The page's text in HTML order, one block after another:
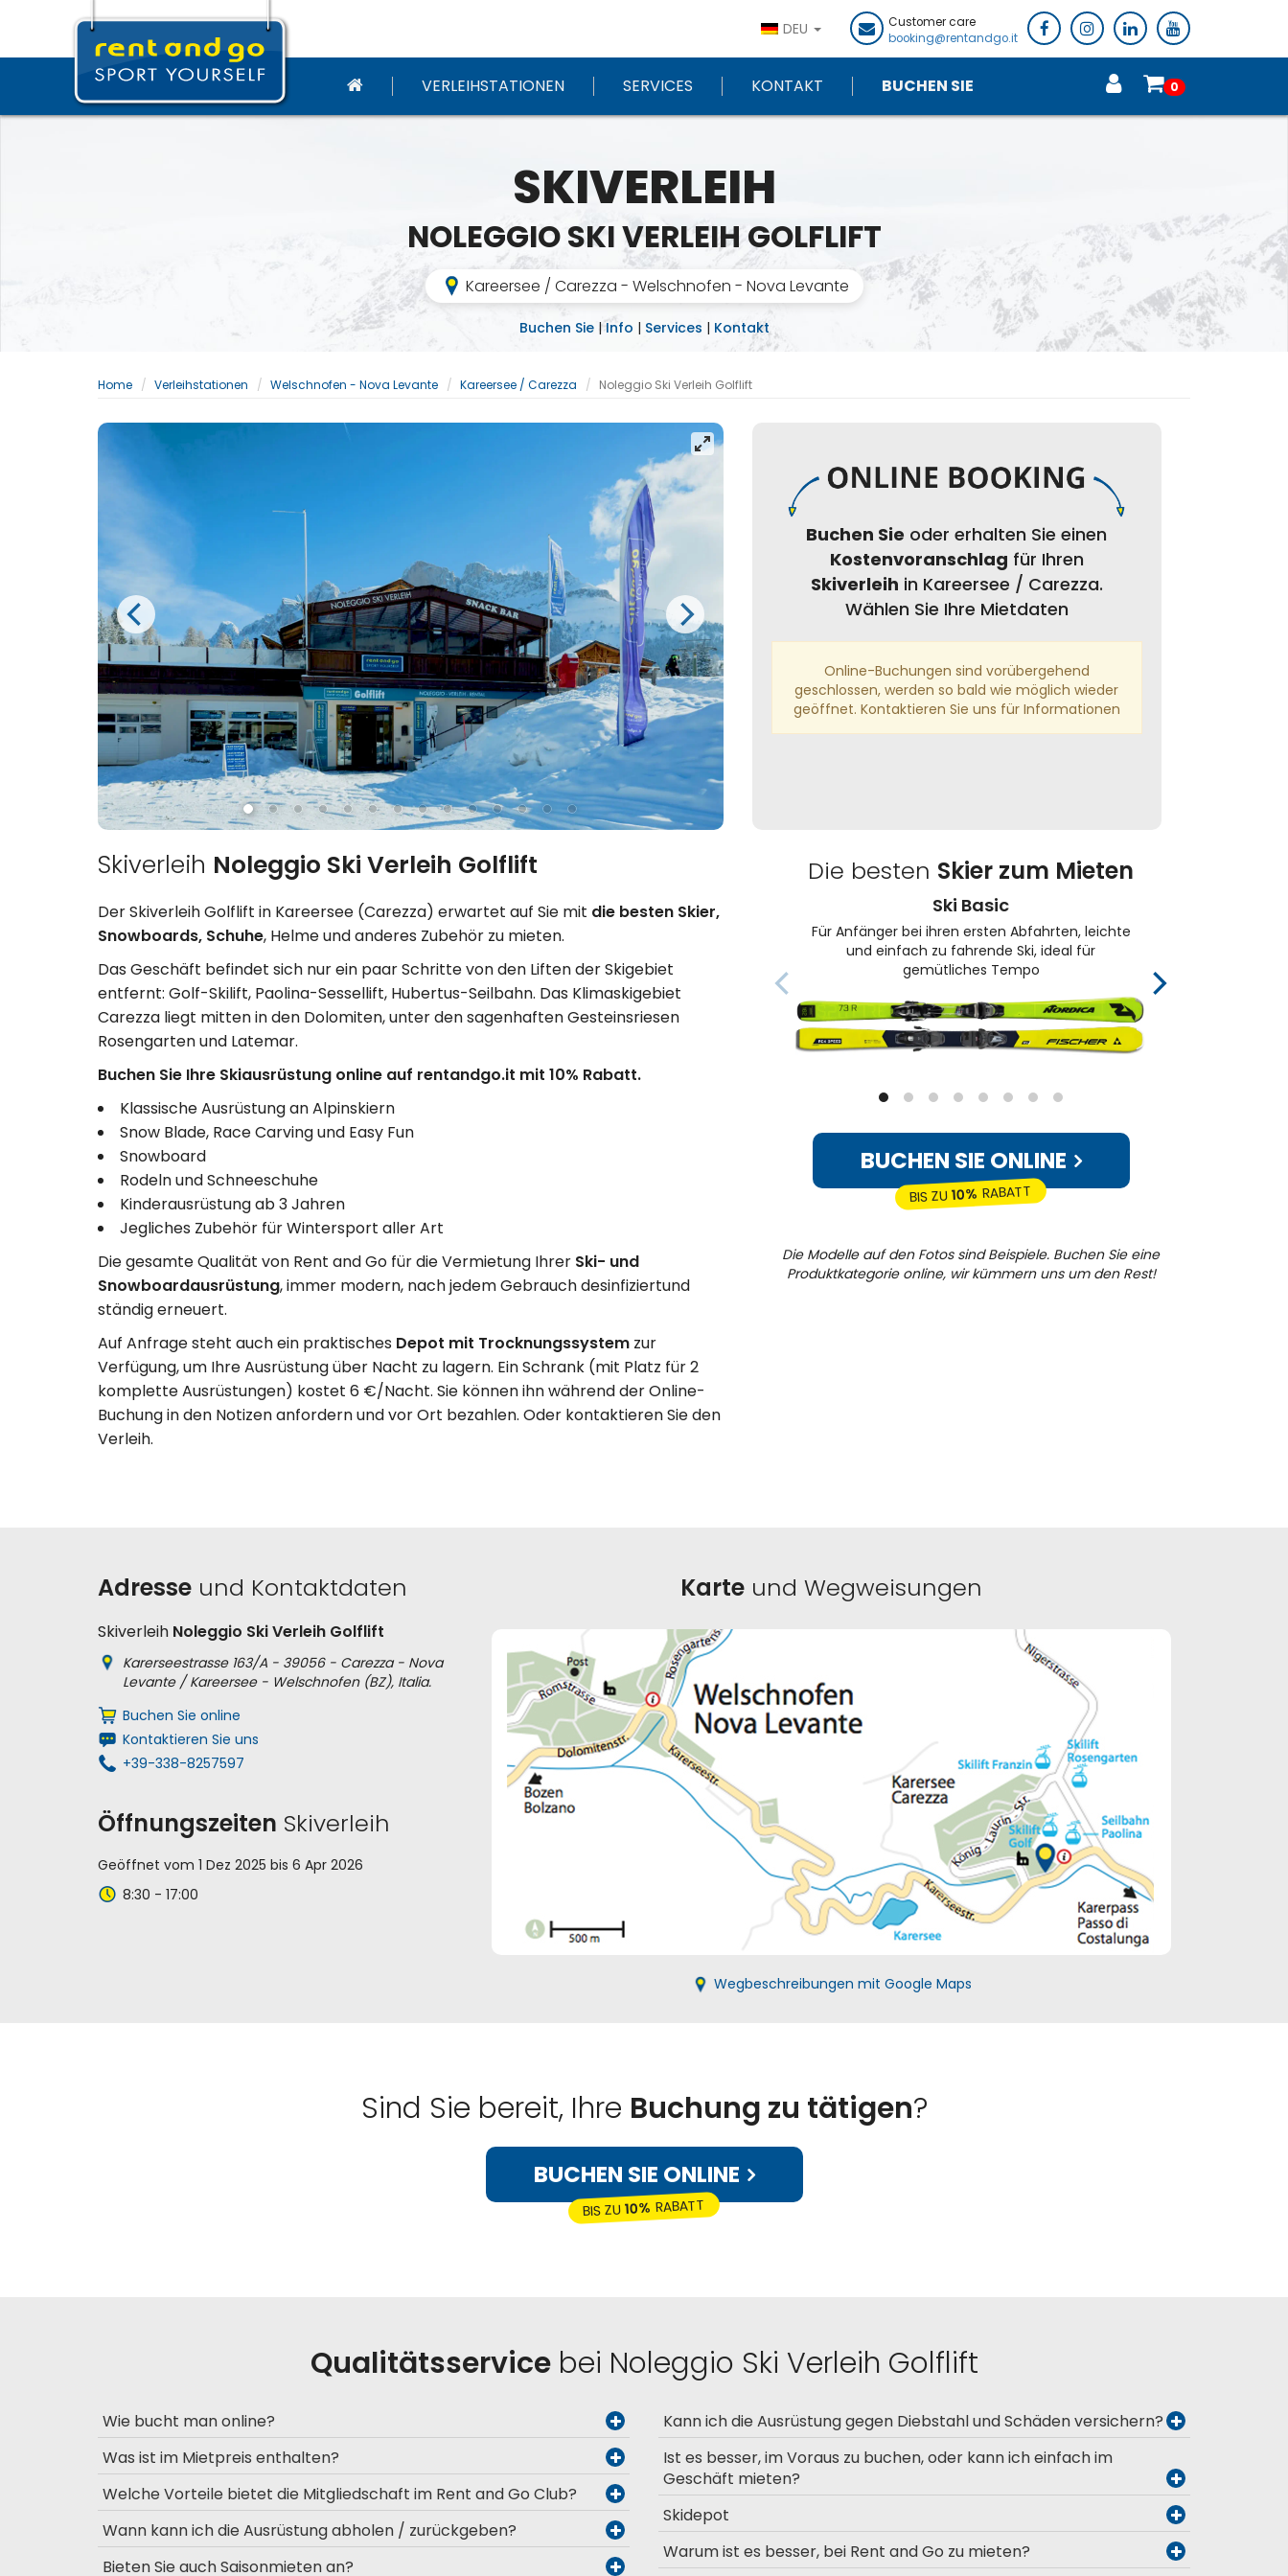
DEU
Customer care
booking@rentandgo.it
VERLEIHSTATIONEN SERVICES KONTAKT BUCHEN SIE 0
SKIVERLEIH
NOLEGGIO SKI VERLEIH GOLFLIFT
Kareersee / Carezza - Welschnofen - Nova Levante
Buchen Sie|Info | Services | Kontakt
Home Verleihstationen Welschnofen - Nova Levante Kareersee / Carezza Noleggio Ski Verleih Golflift
Buchen Sie oder erhalten Sie einen
Kostenvoranschlag für Ihren
Skiverleih in Kareersee / Carezza.
Wählen Sie Ihre Mietdaten
Online-Buchungen sind vorübergehend
geschlossen, werden so bald wie möglich wieder
geöffnet. Kontaktieren Sie uns für Informationen
Skiverleih Noleggio Ski Verleih Golflift
Der Skiverleih Golflift in Kareersee (Carezza) erwartet auf Sie mit die besten Skier,
Snowboards, Schuhe, Helme und anderes Zubehör zu mieten.
Das Geschäft befindet sich nur ein paar Schritte von den Liften der Skigebiet
entfernt: Golf-Skilift, Paolina-Sessellift, Hubertus-Seilbahn. Das Klimaskigebiet
Carezza liegt mitten in den Dolomiten, unter den sagenhaften Gesteinsriesen
Rosengarten und Latemar.
Buchen Sie Ihre Skiausrüstung online auf rentandgo.it mit 10% Rabatt.
Klassische Ausrüstung an Alpinskiern
Snow Blade, Race Carving und Easy Fun
Snowboard
Rodeln und Schneeschuhe
Kinderausrüstung ab 3 Jahren
Jegliches Zubehör für Wintersport aller Art
Die gesamte Qualität von Rent and Go für die Vermietung Ihrer Ski- und
Snowboardausrüstung, immer modern, nach jedem Gebrauch desinfiziertund
ständig erneuert.
Auf Anfrage steht auch ein praktisches Depot mit Trocknungssystem zur
Verfügung, um Ihre Ausrüstung über Nacht zu lagern. Ein Schrank (mit Platz für 2
komplette Ausrüstungen) kostet 6 €/Nacht. Sie können ihn während der Online-
Buchung in den Notizen anfordern und vor Ort bezahlen. Oder kontaktieren Sie den
Verleih.
Die besten Skier zum Mieten
Ski Basic
Für Anfänger bei ihren ersten Abfahrten, leichte
und einfach zu fahrende Ski, ideal für
gemütliches Tempo
BUCHEN SIE ONLINE
BIS ZU10% RABATT
Die Modelle auf den Fotos sind Beispiele. Buchen Sie eine
Produktkategorie online, wir kümmern uns um den Rest!
Adresse und Kontaktdaten
Skiverleih Noleggio Ski Verleih Golflift
Karerseestrasse 163/A - 39056 - Carezza - Nova
Levante / Kareersee - Welschnofen (BZ), Italia.
Buchen Sie online
Kontaktieren Sie uns
+39-338-8257597
Öffnungszeiten Skiverleih
Geöffnet vom 1 Dez 2025 bis 6 Apr 2026
8:30 - 17:00
Karteund Wegweisungen
Wegbeschreibungen mit Google Maps
Sind Sie bereit, Ihre Buchung zu tätigen?
BUCHEN SIE ONLINE
BIS ZU10% RABATT
Qualitätsservicebei Noleggio Ski Verleih Golflift
Wie bucht man online?
Was ist im Mietpreis enthalten?
Welche Vorteile bietet die Mitgliedschaft im Rent and Go Club?
Wann kann ich die Ausrüstung abholen / zurückgeben?
Bieten Sie auch Saisonmieten an?
Kann ich die Ausrüstung gegen Diebstahl und Schäden versichern?
Ist es besser, im Voraus zu buchen, oder kann ich einfach im
Geschäft mieten?
Skidepot
Warum ist es besser, bei Rent and Go zu mieten?